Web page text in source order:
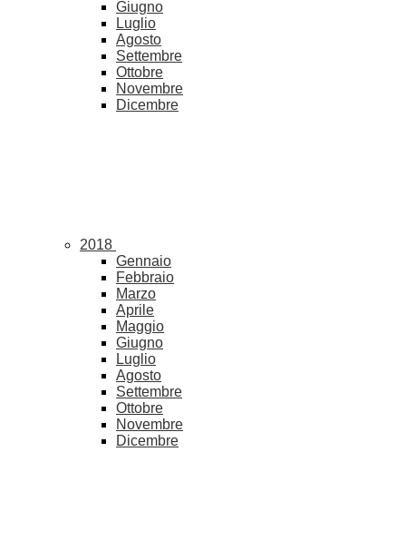
Giugno
Luglio
Agosto
Settembre
Ottobre
Novembre
Dicembre
2018
Gennaio
Febbraio
Marzo
Aprile
Maggio
Giugno
Luglio
Agosto
Settembre
Ottobre
Novembre
Dicembre